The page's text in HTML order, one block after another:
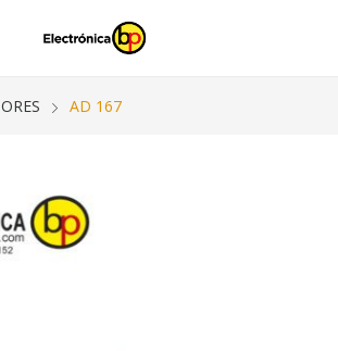
AD 167